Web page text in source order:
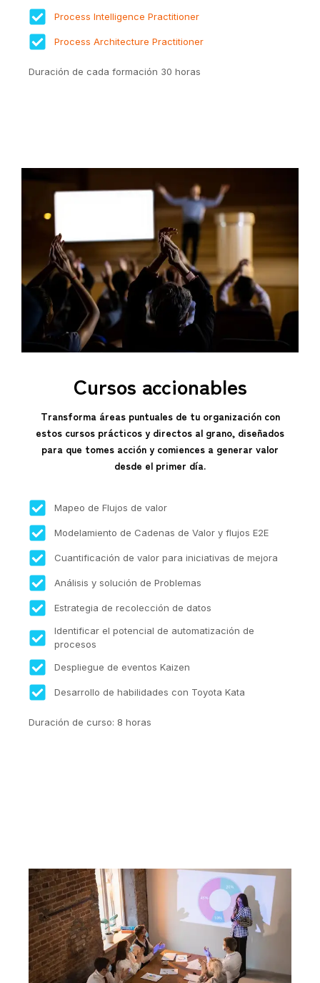
Process Intelligence Practitioner
Process Architecture Practitioner
Duración de cada formación 30 horas
Cursos accionables
Transforma áreas puntuales de tu organización con
estos cursos prácticos y directos al grano, diseñados
para que tomes acción y comiences a generar valor
desde el primer día.
Mapeo de Flujos de valor
Modelamiento de Cadenas de Valor y flujos E2E
Cuantificación de valor para iniciativas de mejora
Análisis y solución de Problemas
Estrategia de recolección de datos
Identificar el potencial de automatización de
procesos
Despliegue de eventos Kaizen
Desarrollo de habilidades con Toyota Kata
Duración de curso: 8 horas